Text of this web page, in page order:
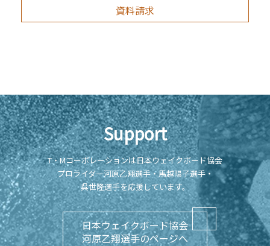
資料請求
Support
T・Mコーポレーションは日本ウェイクボード協会
プロライダー河原乙翔選手・馬越陽子選手・
呉世隆選手を応援しています。
日本ウェイクボード協会
河原乙翔選手のページへ